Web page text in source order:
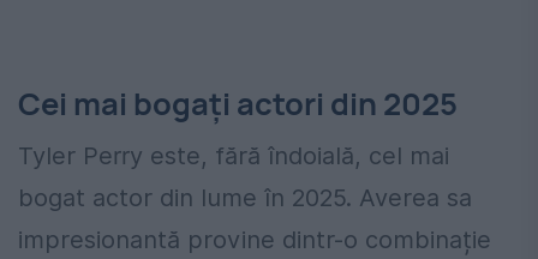
Cei mai bogați actori din 2025
Tyler Perry este, fără îndoială, cel mai
bogat actor din lume în 2025. Averea sa
impresionantă provine dintr-o combinație